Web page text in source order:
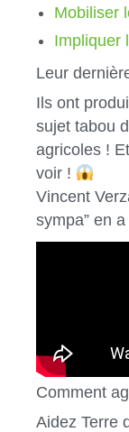
Mobiliser
Impliquer
Leur
Ils ont
sujet tabou
agricoles !
voir !
Vincent
sympa” en
Comment
Aidez Terre